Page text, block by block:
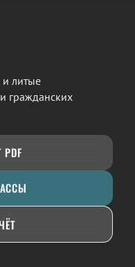
и литые
гражданских